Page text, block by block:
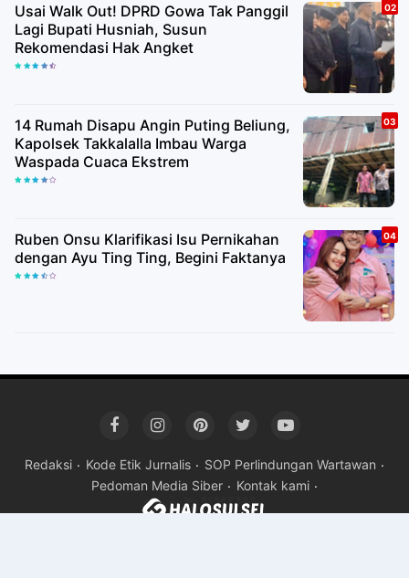
Usai Walk Out! DPRD Gowa Tak Panggil
Lagi Bupati Husniah, Susun
Rekomendasi Hak Angket
14 Rumah Disapu Angin Puting Beliung,
Kapolsek Takkalalla Imbau Warga
Waspada Cuaca Ekstrem
Ruben Onsu Klarifikasi Isu Pernikahan
dengan Ayu Ting Ting, Begini Faktanya
Redaksi Kode Etik Jurnalis
SOP Perlindungan Wartawan
Pedoman Media Siber
Kontak kami